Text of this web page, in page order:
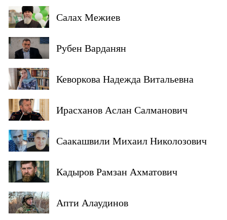
Салах Межиев
Рубен Варданян
Кеворкова Надежда Витальевна
Ирасханов Аслан Салманович
Саакашвили Михаил Николозович
Кадыров Рамзан Ахматович
Апти Алаудинов